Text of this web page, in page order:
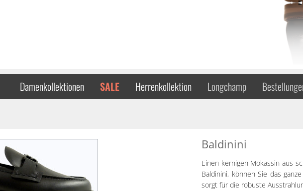
Damenkollektionen SALE Herrenkollektion Longchamp
Baldinini
Einen kernigen Mokassin aus
Baldinini, können Sie das
sorgt für die robuste